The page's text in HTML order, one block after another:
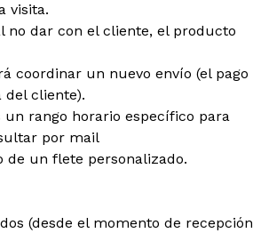
visita.
no dar con el cliente, el producto
coordinar un nuevo envío (el pago
del cliente).
un rango horario específico para
por mail
de un flete personalizado.
(desde el momento de recepción